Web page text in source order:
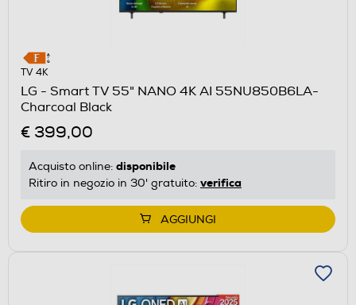
TV 4K
LG - Smart TV 55" NANO 4K AI 55NU850B6LA-
Charcoal Black
€ 399,00
Acquisto online: disponibile
Ritiro in negozio in 30' gratuito: verifica
AGGIUNGI